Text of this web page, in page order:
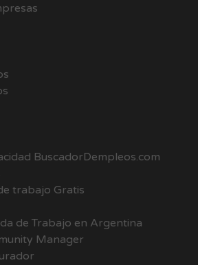
BuscadorDempleos.com
trabajo Gratis
de Trabajo en Argentina
Manager